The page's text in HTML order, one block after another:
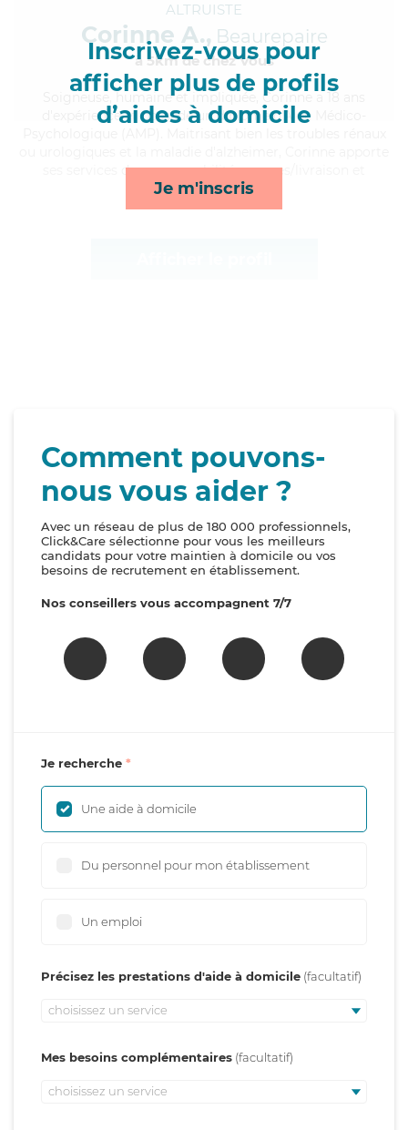
Inscrivez-vous pour
afficher plus de profils
d’aides à domicile
Je m'inscris
ALTRUISTE
Corinne A., Beaurepaire
à 5km de chez Vous
, humaine et impliquée, Corinne a 18 ans
d'expérience et possède un diplôme d'Aide Médico-
ses services de repas, mobilité, courses/livraison et
lessive/repassage*
Comment pouvons-
nous vous aider ?
Avec un réseau de plus de 180 000 professionnels,
Click&Care sélectionne pour vous les meilleurs
candidats pour votre maintien à domicile ou vos
besoins de recrutement en établissement.
Nos conseillers vous accompagnent 7/7
Je recherche
Une aide à domicile
Du personnel pour mon établissement
Un emploi
Précisez les prestations d'aide à domicile
choisissez un service
Mes besoins complémentaires
choisissez un service